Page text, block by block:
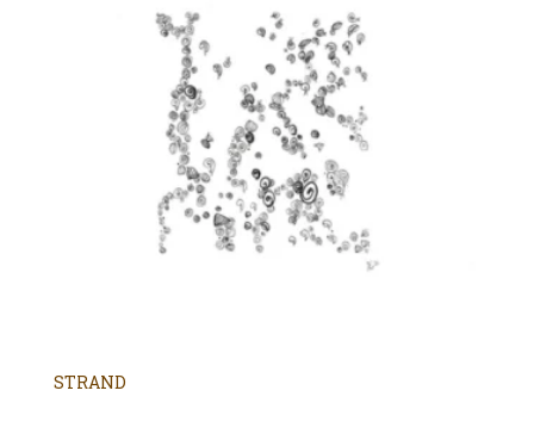
STRAND